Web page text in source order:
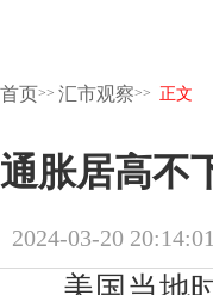
首页>> 汇市观察>> 正文
通胀居高不
2024-03-20 20:14:01